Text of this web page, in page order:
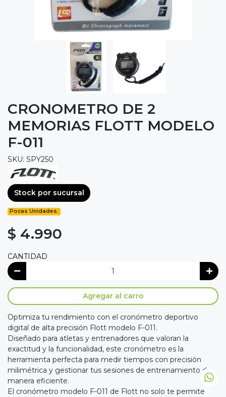
CRONOMETRO DE 2
MEMORIAS FLOTT MODELO
F-011
SKU: SPY250
Stock por sucursal
Pocas Unidades.
$ 4.990
CANTIDAD
Agregar al carro
Optimiza tu rendimiento con el cronómetro deportivo
digital de alta precisión Flott modelo F-011.
Diseñado para atletas y entrenadores que valoran la
exactitud y la funcionalidad, este cronómetro es la
herramienta perfecta para medir tiempos con precisión
milimétrica y gestionar tus sesiones de entrenamiento de
manera eficiente.
El cronómetro modelo F-011 de Flott no solo te permite